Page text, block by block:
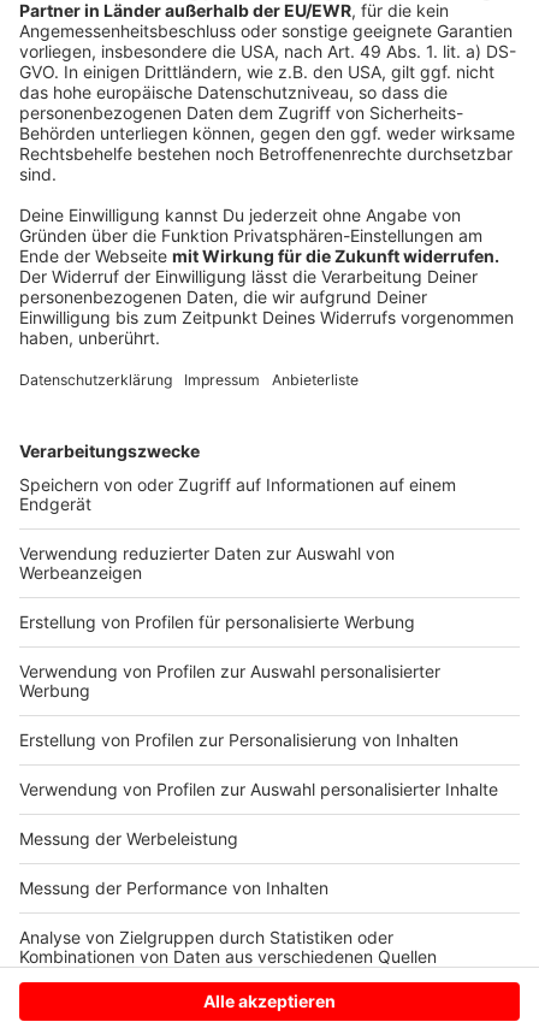
viele Mitarbeiter besetzen jeweils eine Schicht.
Insgesamt sind es rund 600. Der Großteil sind
Polizeikräfte aus NRW, anderen Bundesländern und
auch von der Bundespolizei. Mit dabei sind aber auch
Experten aus Bundessicherheitsbörden wie
beispielsweise dem Bundesnachrichtendienst oder der
Cybersicherheitsbehörde. Dazu gehören auch über 200
internationale Kräfte. Bund und Länder arbeiten in
Neuss zusammen.
Anzeige
Sicherheit bei der EM 2024 oberste Priorität
Bundesinnenministerin Nancy Faeser hatte kürzlich
angekündigt, dass das Thema Sicherheit oberste
Priorität bei der Fußball-EM habe. "Wir werden die
Fußball-Europameisterschaft zu einem sicheren
Turnier machen - für alle in unserem Land und für
unsere Gäste aus der ganzen Welt", sagte sie.
Autoren: Joachim Schultheis & Lennart Wehmeier
Anzeige